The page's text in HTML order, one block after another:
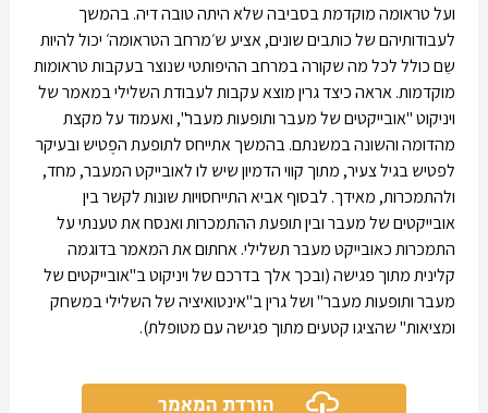
ועל טראומה מוקדמת בסביבה שלא היתה טובה דיה. בהמשך
לעבודותיהם של כותבים שונים, אציע ש׳מרחב הטראומה׳ יכול להיות
שֵם כולל לכל מה שקורה במרחב ההיפותטי שנוצר בעקבות טראומות
מוקדמות. אראה כיצד גרין מוצא עקבות לעבודת השלילי במאמר של
ויניקוט "אובייקטים של מעבר ותופעות מעבר", ואעמוד על מקצת
מהדומה והשונה במשנתם. בהמשך אתייחס לתופעת הפֶטיש ובעיקר
לפטיש בגיל צעיר, מתוך קווי הדמיון שיש לו לאובייקט המעבר, מחד,
ולהתמכרות, מאידך. לבסוף אביא התייחסויות שונות לקשר בין
אובייקטים של מעבר ובין תופעת ההתמכרות ואנסח את טענתי על
התמכרות כאובייקט מעבר תשלילי. אחתום את המאמר בדוגמה
קלינית מתוך פגישה (ובכך אלך בדרכם של ויניקוט ב"אובייקטים של
מעבר ותופעות מעבר" ושל גרין ב"אינטואיציה של השלילי במשחק
ומציאות" שהציגו קטעים מתוך פגישה עם מטופלת).
הורדת המאמר